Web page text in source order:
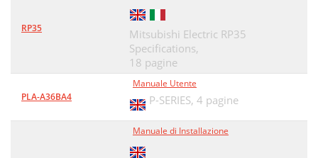
RP35
Mitsubishi Electric RP35
Specifications,
18 pagine
PLA-A36BA4
Manuale Utente
P-SERIES, 4 pagine
Manuale di Installazione